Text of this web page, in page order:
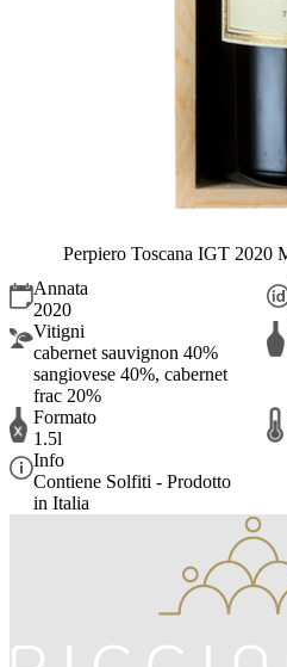
Perpiero Toscana IGT 2020
Annata
2020
Vitigni
cabernet sauvignon 40%
sangiovese 40%, cabernet
frac 20%
Formato
1.5l
Info
Contiene Solfiti - Prodotto
in Italia